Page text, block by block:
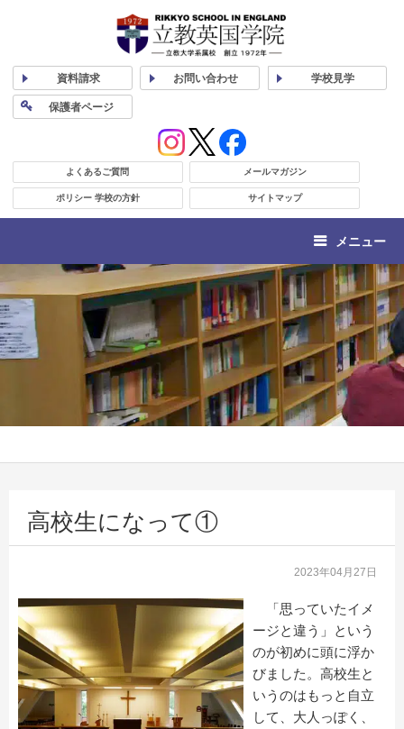
資料請求 お問い合わせ 学校見学
保護者ページ
よくあるご質問 メールマガジン
ポリシー 学校の方針 サイトマップ
メニュー
高校生になって①
2023年04月27日
「思っていたイメ
ージと違う」という
のが初めに頭に浮か
びました。高校生と
いうのはもっと自立
して、大人っぽく、